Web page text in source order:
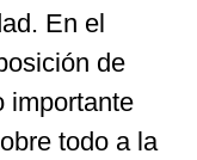
En el
de
importante
todo a la